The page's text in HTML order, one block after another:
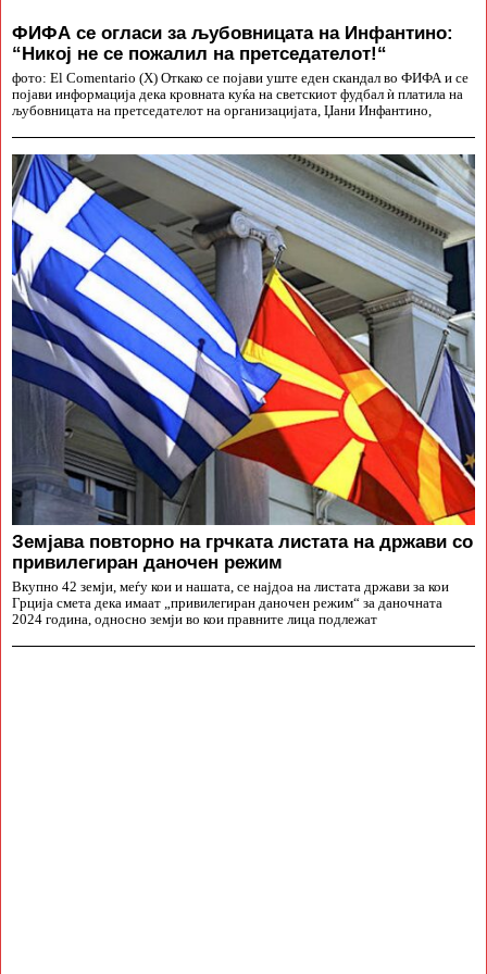
ФИФА се огласи за љубовницата на Инфантино:
“Никој не се пожалил на претседателот!“
фото: El Comentario (X) Откако се појави уште еден скандал во ФИФА и се
појави информација дека кровната куќа на светскиот фудбал ѝ платила на
љубовницата на претседателот на организацијата, Џани Инфантино,
Земјава повторно на грчката листата на држави со
привилегиран даночен режим
Вкупно 42 земји, меѓу кои и нашата, се најдоа на листата држави за кои
Грција смета дека имаат „привилегиран даночен режим“ за даночната
2024 година, односно земји во кои правните лица подлежат